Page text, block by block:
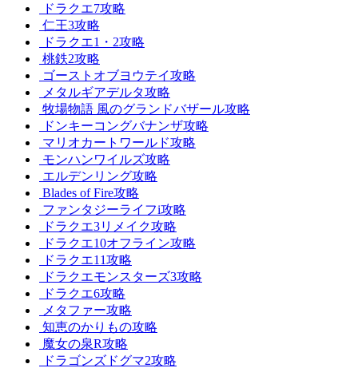
ドラクエ7攻略
仁王3攻略
ドラクエ1・2攻略
桃鉄2攻略
ゴーストオブヨウテイ攻略
メタルギアデルタ攻略
牧場物語 風のグランドバザール攻略
ドンキーコングバナンザ攻略
マリオカートワールド攻略
モンハンワイルズ攻略
エルデンリング攻略
Blades of Fire攻略
ファンタジーライフi攻略
ドラクエ3リメイク攻略
ドラクエ10オフライン攻略
ドラクエ11攻略
ドラクエモンスターズ3攻略
ドラクエ6攻略
メタファー攻略
知恵のかりもの攻略
魔女の泉R攻略
ドラゴンズドグマ2攻略